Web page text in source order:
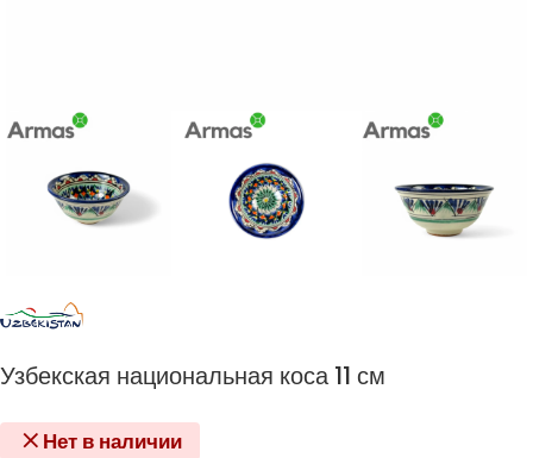
Узбекская национальная коса 11 см
Нет в наличии